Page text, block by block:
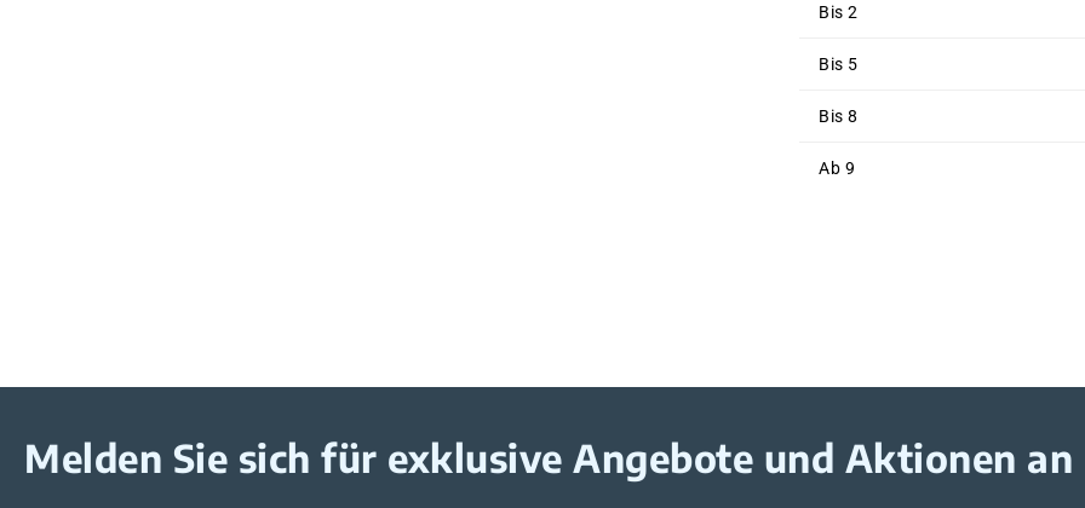
Bis 2
Bis 5
Bis 8
Ab 9
Melden Sie sich für exklusive Angebote und Aktionen an